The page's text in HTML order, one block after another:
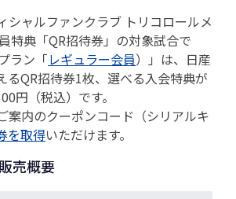
シャルファンクラブ トリコロールメ
特典「QR招待券」の対象試合で
ラン「レギュラー会員）」は、日産
るQR招待券1枚、選べる入会特典が
円（税込）です。
案内のクーポンコード（シリアルキ
を取得いただけます。
売概要